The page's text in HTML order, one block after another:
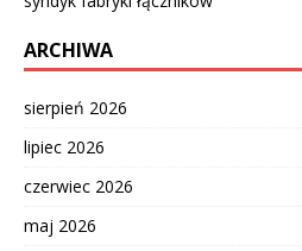
ARCHIWA
sierpień 2026
lipiec 2026
czerwiec 2026
maj 2026